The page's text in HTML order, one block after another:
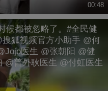
00:48
候都被忽略了。#全民健
狐视频官方小助手 @何
医生 @张朝阳 @健
@普外耿医生 @付虹医生